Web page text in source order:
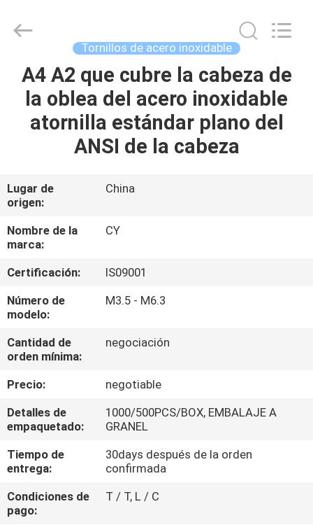
HOGAR
PRODUCTOS
NOSOTROS
VIAJE
DE
LA
FÁBRICA
CONTROL
CALIDAD
ÉNTRENOS
EN
CONTACTO
CON
Fastener.
Co,LTD.
Reserved.
Tornillos de acero inoxidable
A4 A2 que cubre la cabeza de
la oblea del acero inoxidable
atornilla estándar plano del
ANSI de la cabeza
Lugar de
origen:
China
Nombre de la
marca:
CY
Certificación:
IS09001
Número de
modelo:
M3.5 - M6.3
Cantidad de
orden mínima:
negociación
Precio:
negotiable
Detalles de
empaquetado:
1000/500PCS/BOX, EMBALAJE A
GRANEL
Tiempo de
entrega:
30days después de la orden
confirmada
Condiciones de
pago:
T / T, L / C